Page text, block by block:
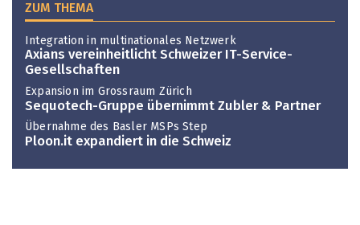
ZUM THEMA
Integration in multinationales Netzwerk
Axians vereinheitlicht Schweizer IT-Service-
Gesellschaften
Expansion im Grossraum Zürich
Sequotech-Gruppe übernimmt Zubler & Partner
Übernahme des Basler MSPs Step
Ploon.it expandiert in die Schweiz